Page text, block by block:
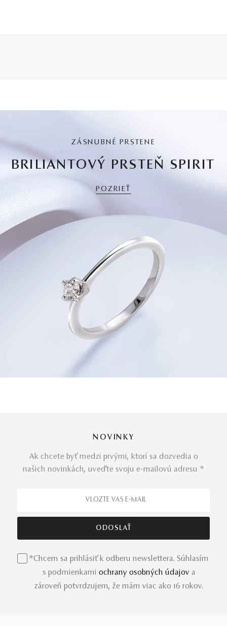
ZÁSNUBNÉ PRSTENE
BRILIANTOVÝ PRSTEŇ SPIRIT
POZRIEŤ
NOVINKY
Ak chcete byť medzi prvými, ktorí sa dozvedia o
našich novinkách, uveďte svoju e-mailovú adresu *
*Chcem sa prihlásiť k odberu newslettera. Súhlasím
s podmienkami ochrany osobných údajov a
zároveň potvrdzujem, že mám viac ako 16 rokov.